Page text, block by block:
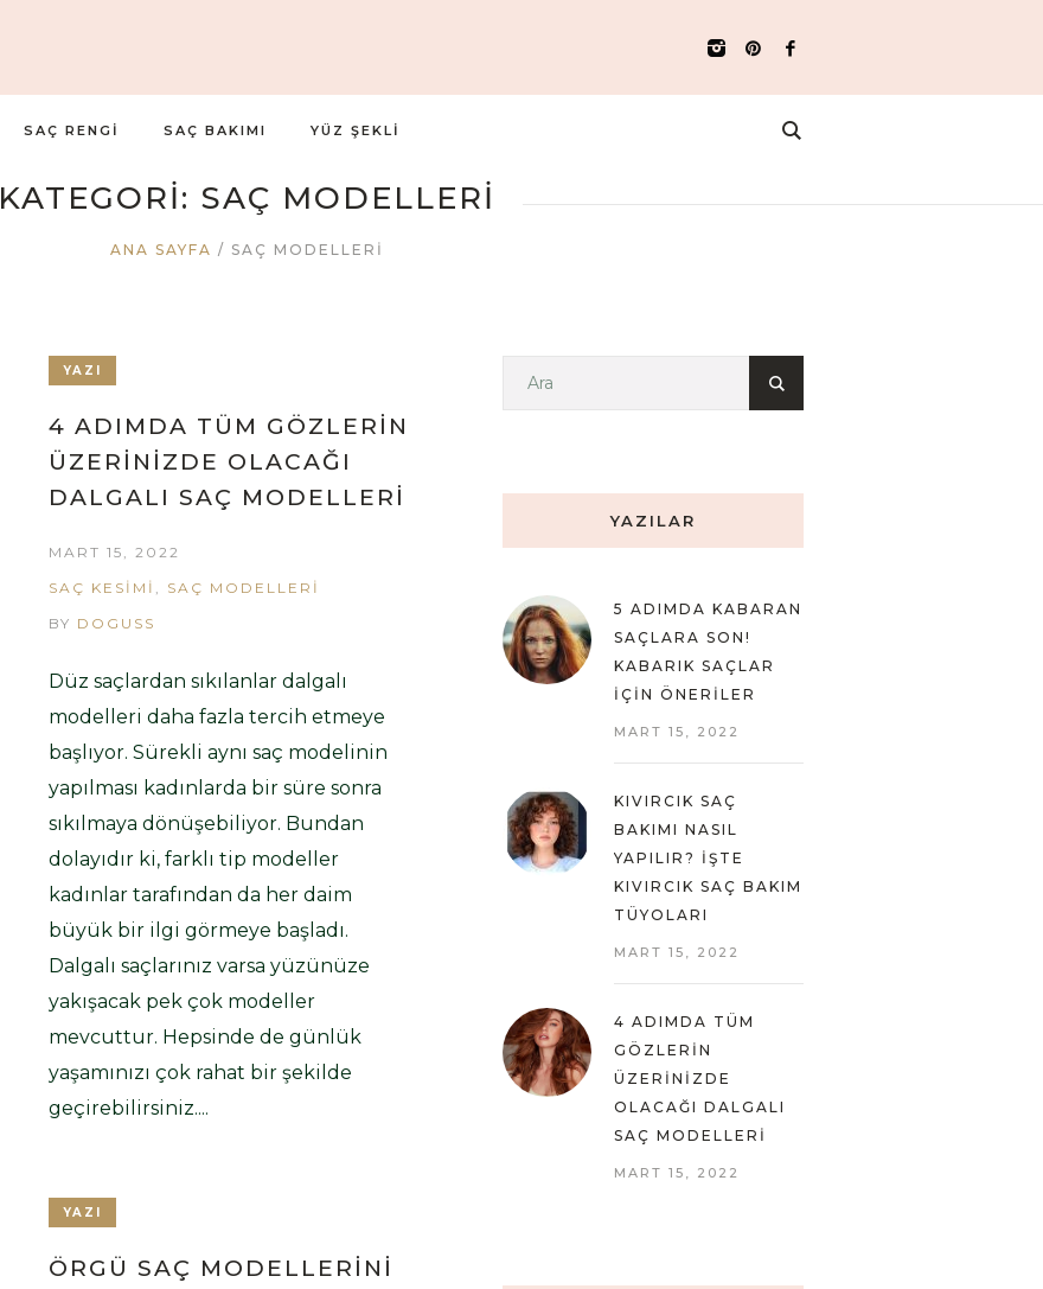
SAÇ RENGI SAÇ BAKIMI YÜZ ŞEKLI
KATEGORI: SAÇ MODELLERI
ANA SAYFA / SAÇ MODELLERI
YAZI
4 ADIMDA TÜM GÖZLERIN
ÜZERINIZDE OLACAĞI
DALGALI SAÇ MODELLERI
MART 15, 2022
SAÇ KESIMI , SAÇ MODELLERI
BY DOGUSS
Düz saçlardan sıkılanlar dalgalı
modelleri daha fazla tercih etmeye
başlıyor. Sürekli aynı saç modelinin
yapılması kadınlarda bir süre sonra
sıkılmaya dönüşebiliyor. Bundan
dolayıdır ki, farklı tip modeller
kadınlar tarafından da her daim
büyük bir ilgi görmeye başladı.
Dalgalı saçlarınız varsa yüzünüze
yakışacak pek çok modeller
mevcuttur. Hepsinde de günlük
yaşamınızı çok rahat bir şekilde
geçirebilirsiniz....
YAZI
ÖRGÜ SAÇ MODELLERINI
YAZILAR
5 ADIMDA KABARAN
SAÇLARA SON!
KABARIK SAÇLAR
İÇIN ÖNERILER
MART 15, 2022
KIVIRCIK SAÇ
BAKIMI NASIL
YAPILIR? İŞTE
KIVIRCIK SAÇ BAKIM
TÜYOLARI
MART 15, 2022
4 ADIMDA TÜM
GÖZLERIN
ÜZERINIZDE
OLACAĞI DALGALI
SAÇ MODELLERI
MART 15, 2022